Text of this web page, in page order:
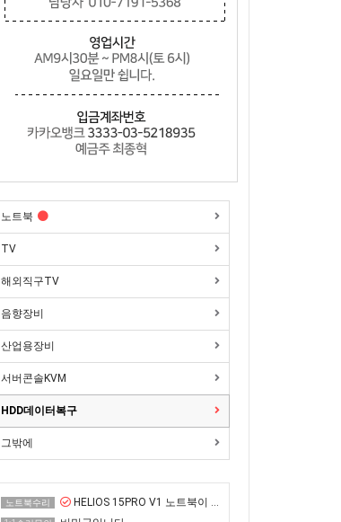
노트북
TV
해외직구TV
음향장비
산업용장비
서버콘솔KVM
HDD데이터복구
그밖에
노트북수리 HELIOS 15PRO V1 노트북이 화면이 매우 어두운 증상 수리